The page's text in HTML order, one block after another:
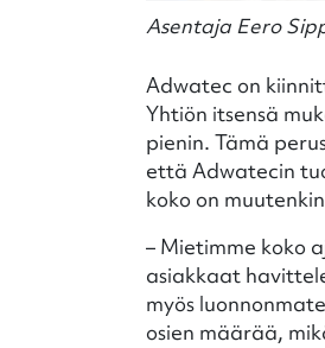
Asentaja Eero
Adwatec on
Yhtiön itsensä
pienin. Tämä
että Adwatecin
koko on
– Mietimme koko
asiakkaat
myös
osien määrää,